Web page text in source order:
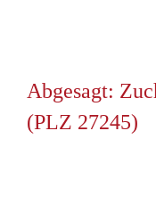
Abgesagt:
(PLZ 27245)